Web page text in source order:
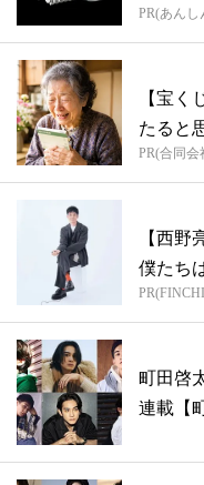
置は...
PR(あん
【宝く
たると
PR(合同
【西
僕たち
町田啓
連載【